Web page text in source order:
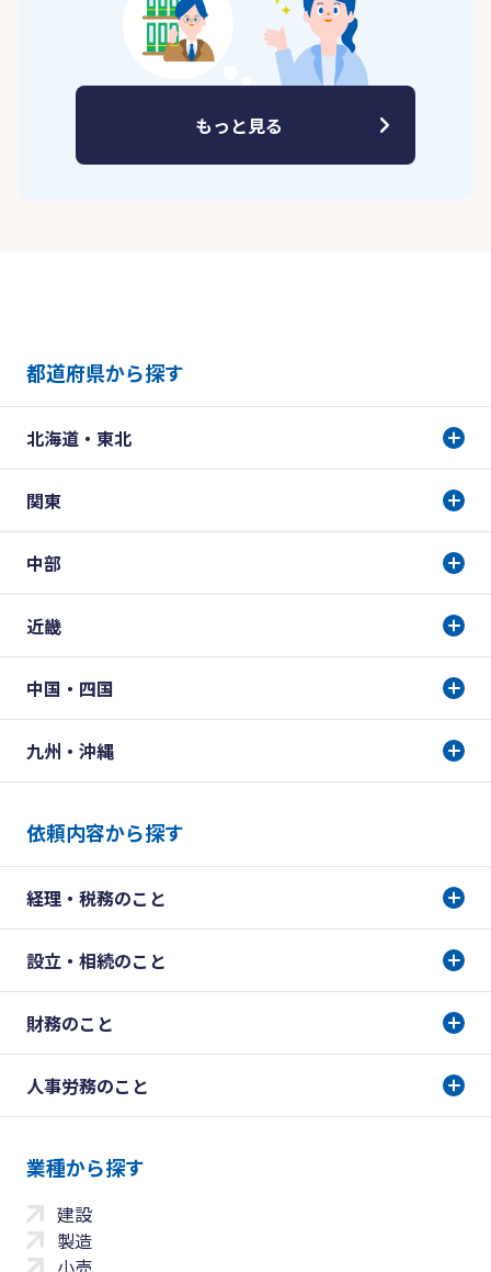
もっと見る
都道府県から探す
北海道・東北
関東
中部
近畿
中国・四国
九州・沖縄
依頼内容から探す
経理・税務のこと
設立・相続のこと
財務のこと
人事労務のこと
業種から探す
建設
製造